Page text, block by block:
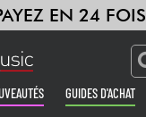
EN 24 FOIS
GUIDES D'ACHAT